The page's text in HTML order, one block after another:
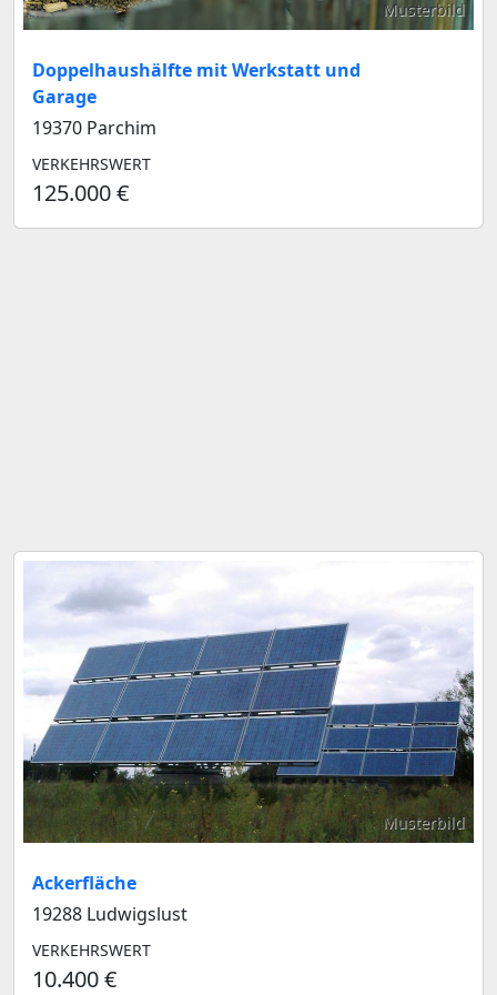
Musterbild
Doppelhaushälfte mit Werkstatt und
Garage
19370 Parchim
VERKEHRSWERT
125.000 €
Musterbild
Ackerfläche
19288 Ludwigslust
VERKEHRSWERT
10.400 €